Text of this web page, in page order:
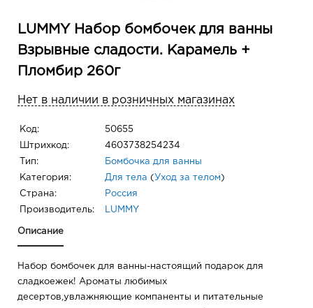
LUMMY Набор бомбочек для ванны
Взрывные сладости. Карамель +
Пломбир 260г
Нет в наличии в розничных магазинах
Код: 50655
Штрихкод: 4603738254234
Тип: Бомбочка для ванны
Категория: Для тела ( Уход за телом )
Страна: Россия
Производитель: LUMMY
Описание
Набор бомбочек для ванны-настоящий подарок для
сладкоежек! Ароматы любимых
десертов,увлажняющие компаненты и питательные